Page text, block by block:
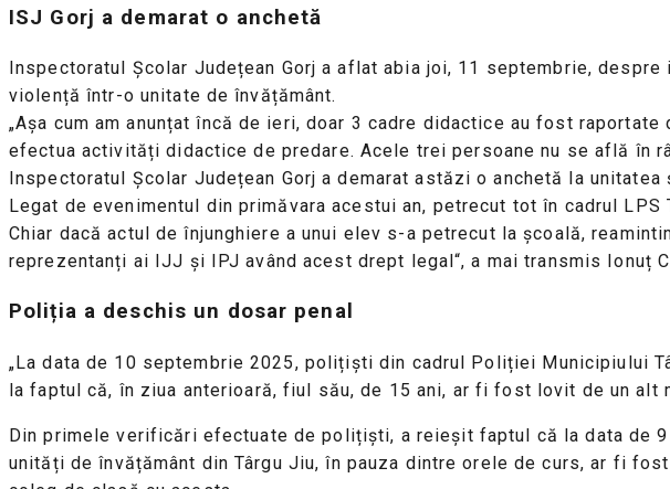
ISJ Gorj a demarat o anchetă
Inspectoratul Școlar Județean Gorj a aflat abia joi, 11 septembrie,
violență într-o unitate de învățământ.
„Așa cum am anunțat încă de ieri, doar 3 cadre didactice au fost
efectua activități didactice de predare. Acele trei persoane nu se află în
Inspectoratul Școlar Județean Gorj a demarat astăzi o anchetă la
Legat de evenimentul din primăvara acestui an, petrecut tot în cadrul
Chiar dacă actul de înjunghiere a unui elev s-a petrecut la școală,
reprezentanți ai IJJ și IPJ având acest drept legal“, a mai transmis Ionuț
Poliția a deschis un dosar penal
„La data de 10 septembrie 2025, polițiști din cadrul Poliției Municipiului
la faptul că, în ziua anterioară, fiul său, de 15 ani, ar fi fost lovit de un alt
Din primele verificări efectuate de polițiști, a reieșit faptul că la data de
unități de învățământ din Târgu Jiu, în pauza dintre orele de curs, ar fi